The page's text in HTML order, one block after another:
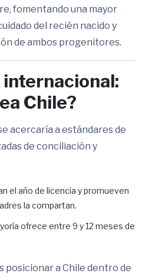
fomentando una mayor
del recién nacido y
de ambos progenitores.
Chile?
acercaría a estándares de
de conciliación y
el año de licencia y promueven
la compartan.
ofrece entre 9 y 12 meses de
posicionar a Chile dentro de